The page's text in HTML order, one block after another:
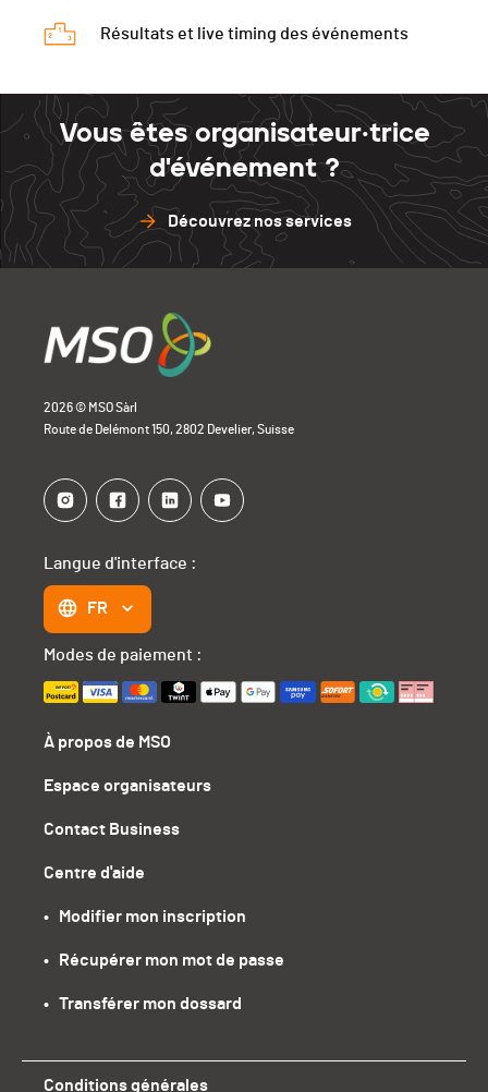
Résultats et live timing des événements
Vous êtes organisateur·trice
d'événement ?
Découvrez nos services
2026 © MSO Sàrl
Route de Delémont 150, 2802 Develier, Suisse
À propos de MSO
Espace organisateurs
Contact Business
Centre d'aide
•   Modifier mon inscription
•   Récupérer mon mot de passe
•   Transférer mon dossard
Langue d'interface :
FR
Modes de paiement :
Conditions générales